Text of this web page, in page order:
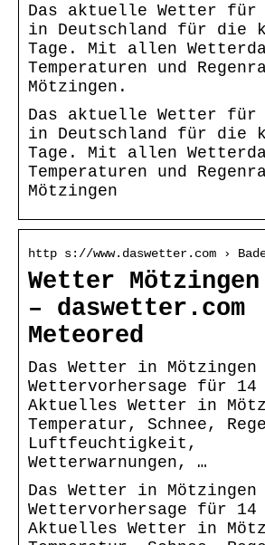
Das aktuelle Wetter für
in Deutschland für die
Tage. Mit allen
Temperaturen und
Mötzingen.
Das aktuelle Wetter für
in Deutschland für die
Tage. Mit allen
Temperaturen und
Mötzingen
http s://www.daswetter.com ›
Wetter
– daswetter.com |
Meteored
Das Wetter in Mötzingen
Wettervorhersage für 14
Aktuelles Wetter in
Temperatur, Schnee,
Luftfeuchtigkeit,
Wetterwarnungen, …
Das Wetter in Mötzingen
Wettervorhersage für 14
Aktuelles Wetter in